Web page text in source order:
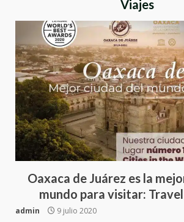
Viajes
Oaxaca de Juárez es la
mundo para visitar:
admin 9 julio 2020